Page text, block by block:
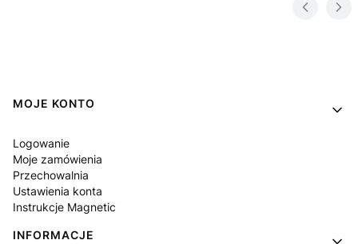
Linki w stopce
MOJE KONTO
Logowanie
Moje zamówienia
Przechowalnia
Ustawienia konta
Instrukcje Magnetic
INFORMACJE